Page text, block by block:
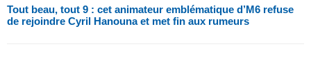
Tout beau, tout 9 : cet animateur emblématique d’M6 refuse
de rejoindre Cyril Hanouna et met fin aux rumeurs